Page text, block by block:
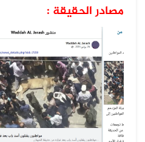
مصادر الحقيقة :